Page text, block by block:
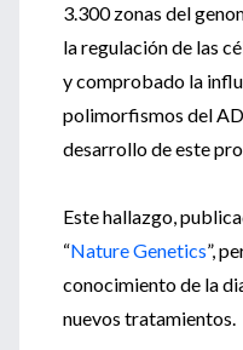
3.300 zonas del
la regulación de las
y comprobado la
polimorfismos del
desarrollo de este
Este hallazgo,
“Nature Genetics”,
conocimiento de la
nuevos tratamientos.